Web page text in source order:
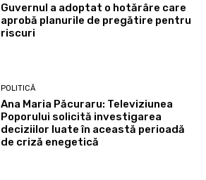
Guvernul a adoptat o hotărâre care
aprobă planurile de pregătire pentru
riscuri
POLITICĂ
Ana Maria Păcuraru: Televiziunea
Poporului solicită investigarea
deciziilor luate în această perioadă
de criză enegetică